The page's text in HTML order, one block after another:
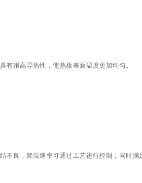
很高导热性，使热板表面温度更加均匀。
不良，降温速率可通过工艺进行控制，同时满